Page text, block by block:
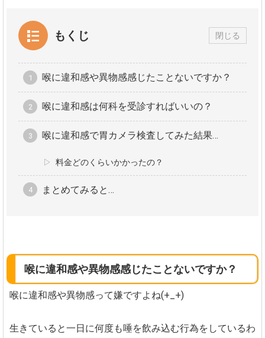
もくじ 閉じる
喉に違和感や異物感感じたことないですか？
喉に違和感は何科を受診すればいいの？
喉に違和感で胃カメラ検査してみた結果…
料金どのくらいかかったの？
まとめてみると…
喉に違和感や異物感感じたことないですか？
喉に違和感や異物感って嫌ですよね(+_+)
生きていると一日に何度も唾を飲み込む行為をしているわ